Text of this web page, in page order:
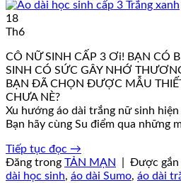
18
Th6
CÔ NỮ SINH CẤP 3 Ơi! BẠN CÓ
SINH CÓ SỨC GÂY NHỚ
BẠN ĐÃ CHỌN ĐƯỢC MẪU
CHƯA NÈ?
Xu hướng áo dài trắng nữ sinh
Bạn hãy cùng Su điểm qua những
Tiếp tục đọc →
Đăng trong TẢN MẠN Được gắn
dài học sinh, áo dài Sumo, áo dài